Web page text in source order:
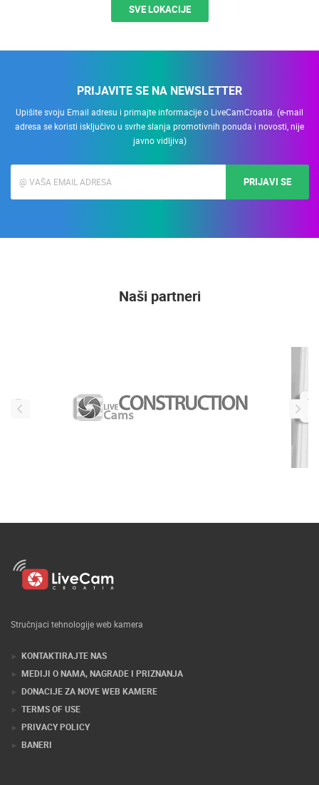
SVE LOKACIJE
PRIJAVITE SE NA NEWSLETTER
Upišite svoju Email adresu i primajte informacije o LiveCamCroatia. (e-mail
adresa se koristi isključivo u svrhe slanja promotivnih ponuda i novosti, nije
javno vidljiva)
PRIJAVI SE
Naši partneri
Stručnjaci tehnologije web kamera
KONTAKTIRAJTE NAS
MEDIJI O NAMA, NAGRADE I PRIZNANJA
DONACIJE ZA NOVE WEB KAMERE
TERMS OF USE
PRIVACY POLICY
BANERI